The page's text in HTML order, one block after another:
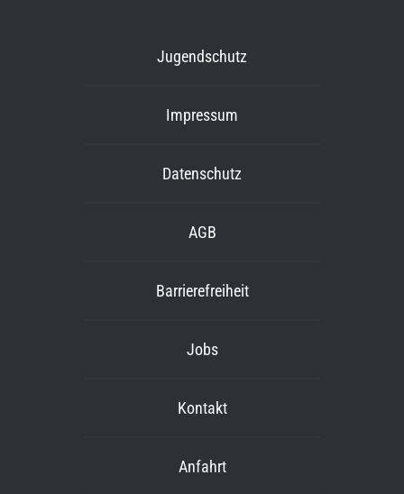
Jugendschutz
Impressum
Datenschutz
AGB
Barrierefreiheit
Jobs
Kontakt
Anfahrt